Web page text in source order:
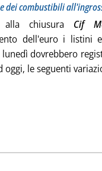
dei combustibili
chiusura Cif
dell'euro i listini
dovrebbero
oggi, le seguenti